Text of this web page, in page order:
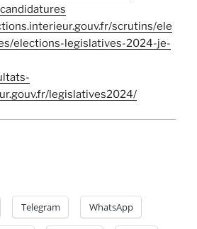
scrutins/ele
elections-legislatives-2024-je-
legislatives2024/
Telegram WhatsApp